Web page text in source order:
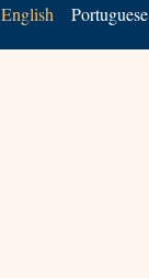
English Portuguese